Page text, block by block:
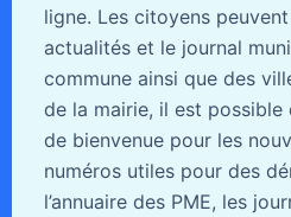
ligne. Les citoyens
actualités et le journal
commune ainsi que des
de la mairie, il est
de bienvenue pour les
numéros utiles pour des
l’annuaire des PME, les